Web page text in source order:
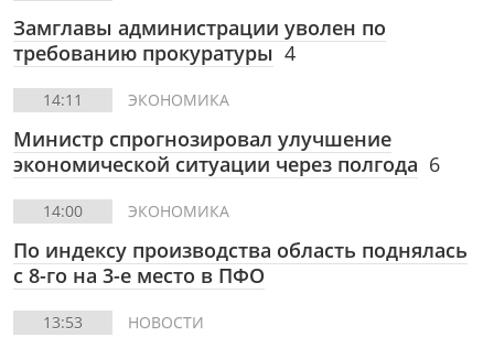
Замглавы администрации уволен по
требованию прокуратуры 4
14:11 ЭКОНОМИКА
Министр спрогнозировал улучшение
экономической ситуации через полгода 6
14:00 ЭКОНОМИКА
По индексу производства область поднялась
с 8-го на 3-е место в ПФО
13:53 НОВОСТИ